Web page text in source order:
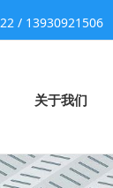
/ 13930921506
关于我们